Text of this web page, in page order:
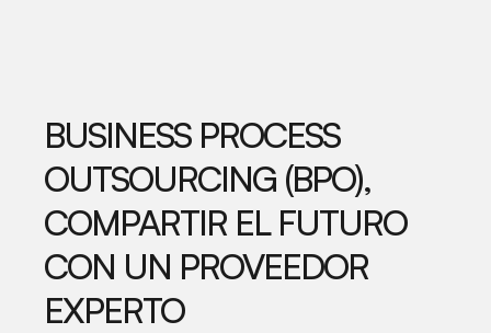
BUSINESS PROCESS
OUTSOURCING (BPO),
COMPARTIR EL FUTURO
CON UN PROVEEDOR
EXPERTO